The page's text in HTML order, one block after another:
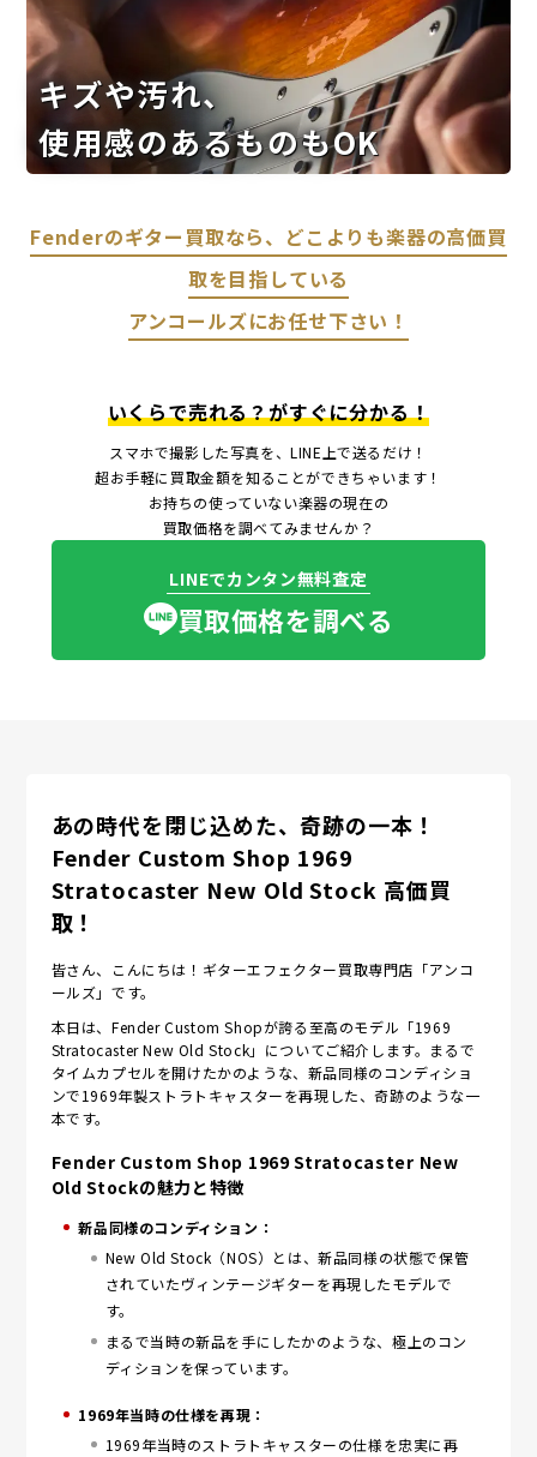
キズや汚れ、
使用感のあるものもOK
Fenderのギター買取なら、どこよりも楽器の高価買
取を目指している
アンコールズにお任せ下さい！
いくらで売れる？がすぐに分かる！
スマホで撮影した写真を、LINE上で送るだけ！
超お手軽に買取金額を知ることができちゃいます！
お持ちの使っていない楽器の現在の
買取価格を調べてみませんか？
LINEでカンタン無料査定
買取価格を調べる
あの時代を閉じ込めた、奇跡の一本！
Fender Custom Shop 1969
Stratocaster New Old Stock 高価買
取！
皆さん、こんにちは！ギターエフェクター買取専門店「アンコ
ールズ」です。
本日は、Fender Custom Shopが誇る至高のモデル「1969
Stratocaster New Old Stock」についてご紹介します。まるで
タイムカプセルを開けたかのような、新品同様のコンディショ
ンで1969年製ストラトキャスターを再現した、奇跡のような一
本です。
Fender Custom Shop 1969 Stratocaster New
Old Stockの魅力と特徴
新品同様のコンディション：
New Old Stock（NOS）とは、新品同様の状態で保管
されていたヴィンテージギターを再現したモデルで
す。
まるで当時の新品を手にしたかのような、極上のコン
ディションを保っています。
1969年当時の仕様を再現：
1969年当時のストラトキャスターの仕様を忠実に再